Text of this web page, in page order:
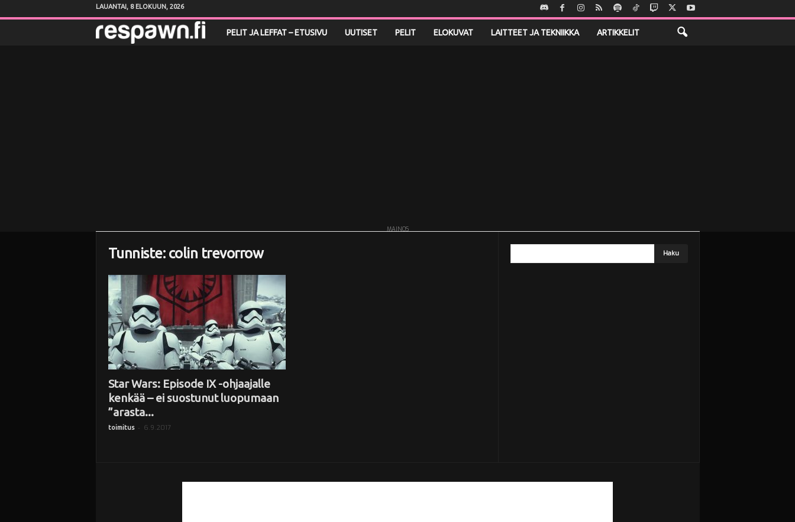
LAUANTAI, 8 ELOKUUN, 2026
PELIT JA LEFFAT – ETUSIVU UUTISET PELIT ELOKUVAT LAITTEET JA TEKNIIKKA ARTIKKELIT
MAINOS
Tunniste: colin trevorrow
Star Wars: Episode IX -ohjaajalle
kenkää – ei suostunut luopumaan
”arasta...
toimitus - 6.9.2017